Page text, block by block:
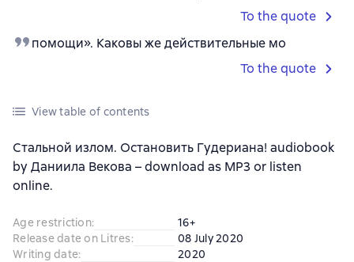
To the quote
помощи». Каковы же действительные мо
To the quote
View table of contents
Стальной излом. Остановить Гудериана! audiobook
by Даниила Векова – download as MP3 or listen
online.
Age restriction:
16+
Release date on Litres:
08 July 2020
Writing date:
2020